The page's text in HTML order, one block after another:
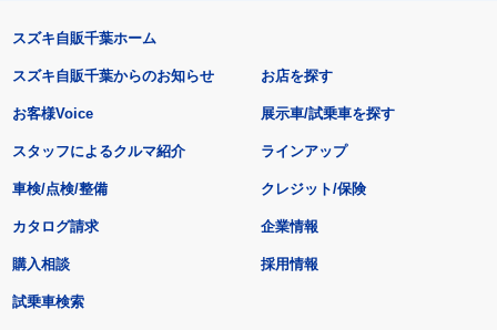
スズキ自販千葉ホーム
スズキ自販千葉からのお知らせ
お客様Voice
スタッフによるクルマ紹介
お店を探す
展示車/試乗車を探す
ラインアップ
車検/点検/整備 クレジット/保険
カタログ請求
購入相談
試乗車検索
企業情報
採用情報